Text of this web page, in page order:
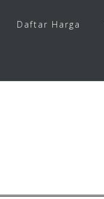
Daftar Harga